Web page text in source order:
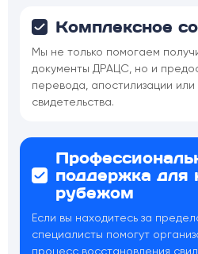
Комплексное
Мы не только помогаем
документы ДРАЦС, но и
перевода, апостилизации или
свидетельства.
поддержка для
рубежом
Если вы находитесь за
специалисты помогут
процесс восстановления